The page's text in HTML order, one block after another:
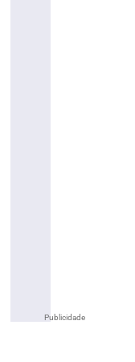
Publicidade